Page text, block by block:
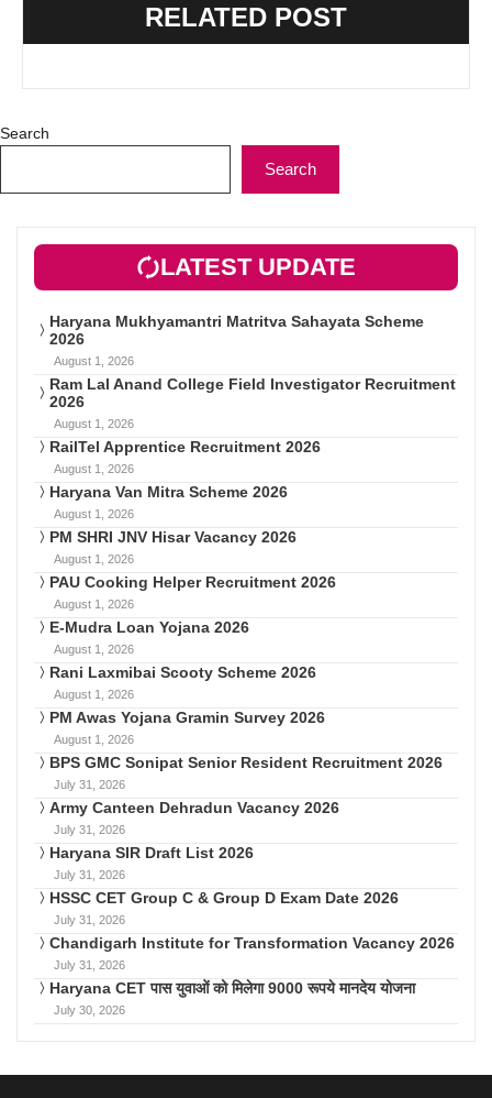
RELATED POST
Search
Search
LATEST UPDATE
Haryana Mukhyamantri Matritva Sahayata Scheme
2026
August 1, 2026
Ram Lal Anand College Field Investigator Recruitment
2026
August 1, 2026
RailTel Apprentice Recruitment 2026
August 1, 2026
Haryana Van Mitra Scheme 2026
August 1, 2026
PM SHRI JNV Hisar Vacancy 2026
August 1, 2026
PAU Cooking Helper Recruitment 2026
August 1, 2026
E-Mudra Loan Yojana 2026
August 1, 2026
Rani Laxmibai Scooty Scheme 2026
August 1, 2026
PM Awas Yojana Gramin Survey 2026
August 1, 2026
BPS GMC Sonipat Senior Resident Recruitment 2026
July 31, 2026
Army Canteen Dehradun Vacancy 2026
July 31, 2026
Haryana SIR Draft List 2026
July 31, 2026
HSSC CET Group C & Group D Exam Date 2026
July 31, 2026
Chandigarh Institute for Transformation Vacancy 2026
July 31, 2026
Haryana CET पास युवाओं को मिलेगा 9000 रूपये मानदेय योजना
July 30, 2026